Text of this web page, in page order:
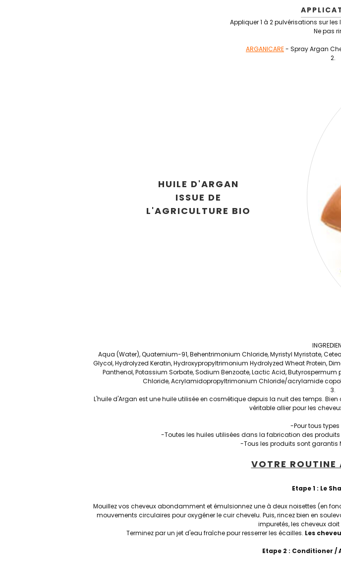
Appliquer 1 à 2 pulvérisations sur
Ne pas
ARGANICARE- Spray Argan
HUILE D'ARGAN
ISSUE DE
L'AGRICULTURE BIO
Aqua (Water), Quaternium-91, Behentrimonium Chloride, Myristyl Myristate,
Glycol, Hydrolyzed Keratin, Hydroxypropyltrimonium Hydrolyzed Wheat Protein,
Panthenol, Potassium Sorbate, Sodium Benzoate, Lactic Acid,
Chloride, Acrylamidopropyltrimonium Chloride/acrylamide
L'huile d'Argan est une huile utilisée en cosmétique depuis la nuit des temps.
véritable allier pour les
-Pour tous
-Toutes les huiles utilisées dans la fabrication des produits
-Tous les produits sont garantis
VOTRE ROUTINE
Etape 1 : Le
Mouillez vos cheveux abondamment et émulsionnez une à deux noisettes (en
mouvements circulaires pour oxygéner le cuir chevelu. Puis, rincez bien en
impuretés, les cheveux
Terminez par un jet d'eau fraîche pour resserrer les écailles. Les
Etape 2 : Conditioner /